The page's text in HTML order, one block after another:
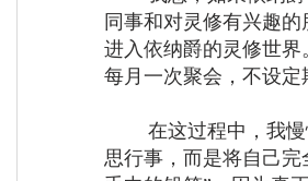
同事和对灵修有兴趣
进入依纳爵的灵修世
每月一次聚会，不设
思行事，而是将自己